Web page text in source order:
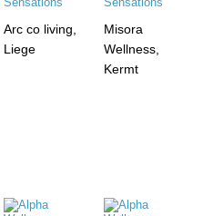
Arc co living,
Liege
Misora
Wellness,
Kermt